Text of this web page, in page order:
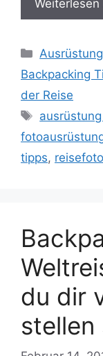
Kategorien
Backpacking
der Reise
tipps,
du dir
stellen